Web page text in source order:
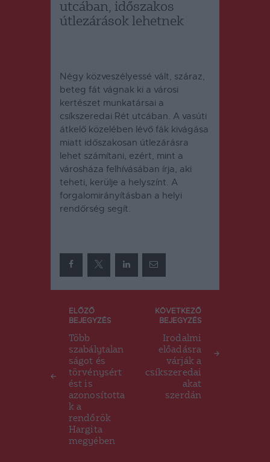
utcában, időszakos
útlezárások lehetnek
Négy közveszélyessé vált, száraz,
beteg fát vágnak ki a városi
kertészet munkatársai a
csíkszeredai Rét utcában. A vasúti
átkelő közelében lévő fák kivágása
miatt időszakosan útlezárásra
lehet számítani, ezért, mint a
városháza felhívásában írja, aki
teheti, kerülje a helyszínt. A
forgalomirányításban a helyi
rendőrség segít.
Bejegyzés
navigáció
ELŐZŐ
BEJEGYZÉS
Több
szabálytalan
ságot és
törvénysért
ést is
azonosította
k a
rendőrök
Hargita
megyében
KÖVETKEZŐ
BEJEGYZÉS
Irodalmi
előadásra
várják a
csíkszeredai
akat
szerdán